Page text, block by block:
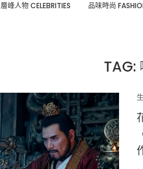
層峰⼈物 CELEBRITIES 品味時尚
TAG: